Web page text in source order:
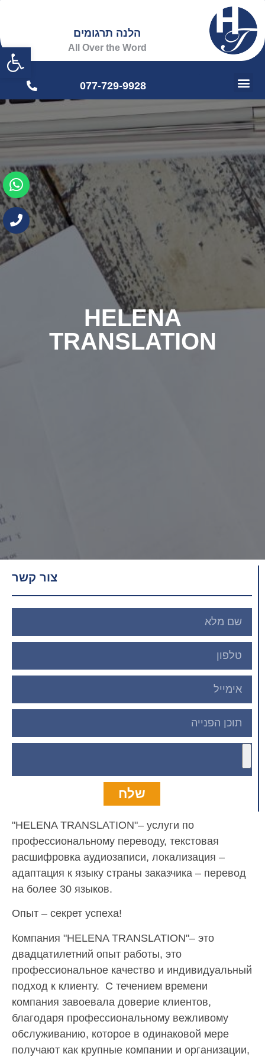
הלנה תרגומים
All Over the Word
077-729-9928
HELENA
TRANSLATION
צור קשר
שלח
"HELENA TRANSLATION"– услуги по
профессиональному переводу, текстовая
расшифровка аудиозаписи, локализация –
адаптация к языку страны заказчика – перевод
на более 30 языков.
Опыт – секрет успеха!
Компания "HELENA TRANSLATION"– это
двадцатилетний опыт работы, это
профессиональное качество и индивидуальный
подход к клиенту. С течением времени
компания завоевала доверие клиентов,
благодаря профессиональному вежливому
обслуживанию, которое в одинаковой мере
получают как крупные компании и организации,